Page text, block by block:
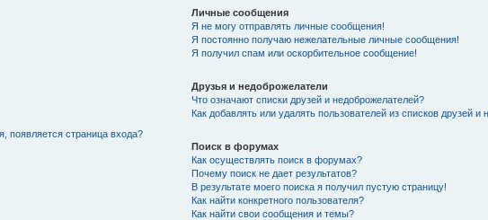
появляется страница входа?
Личные сообщения
Я не могу отправлять личные сообщения!
Я постоянно получаю нежелательные личные сообщения!
Я получил спам или оскорбительное сообщение!
Друзья и недоброжелатели
Что означают списки друзей и недоброжелателей?
Как добавлять или удалять пользователей из списков друзей и
Поиск в форумах
Как осуществлять поиск в форумах?
Почему поиск не дает результатов?
В результате моего поиска я получил пустую страницу!
Как найти конкретного пользователя?
Как найти свои сообщения и темы?